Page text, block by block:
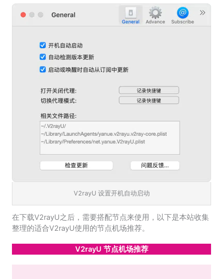
V2rayU 设置开机自动启动
在下载V2rayU之后，需要搭配节点来使用，以下是本站收集
整理的适合V2rayU使用的节点机场推荐。
V2rayU 节点机场推荐